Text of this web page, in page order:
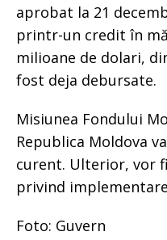
aprobat la 21
printr-un credit în
milioane de dolari,
fost deja debursate.
Misiunea Fondului
Republica Moldova
curent. Ulterior, vor
privind
Foto: Guvern